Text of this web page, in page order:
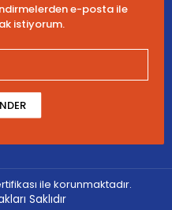
e-posta ile
istiyorum.
ile korunmaktadır.
Saklıdır